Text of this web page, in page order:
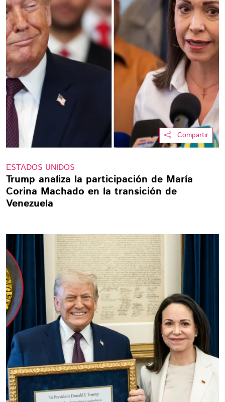
Compartir
ESTADOS UNIDOS
Trump analiza la participación de María
Corina Machado en la transición de
Venezuela